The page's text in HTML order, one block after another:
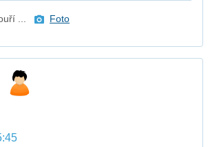
... Foto